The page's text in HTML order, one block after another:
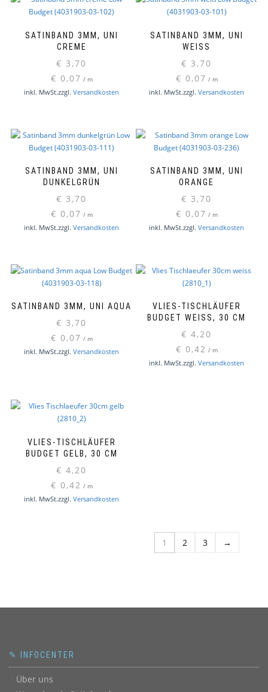
SATINBAND 3MM, UNI
CREME
€ 3,70
€ 0,07 / m
inkl. MwSt.zzgl. Versandkosten
SATINBAND 3MM, UNI
WEISS
€ 3,70
€ 0,07 / m
inkl. MwSt.zzgl. Versandkosten
SATINBAND 3MM, UNI
DUNKELGRÜN
€ 3,70
€ 0,07 / m
inkl. MwSt.zzgl. Versandkosten
SATINBAND 3MM, UNI
ORANGE
€ 3,70
€ 0,07 / m
inkl. MwSt.zzgl. Versandkosten
SATINBAND 3MM, UNI AQUA
€ 3,70
€ 0,07 / m
inkl. MwSt.zzgl. Versandkosten
VLIES-TISCHLÄUFER
BUDGET WEISS, 30 CM
€ 4,20
€ 0,42 / m
inkl. MwSt.zzgl. Versandkosten
VLIES-TISCHLÄUFER
BUDGET GELB, 30 CM
€ 4,20
€ 0,42 / m
inkl. MwSt.zzgl. Versandkosten
1 2 3 →
✎ INFOCENTER
Über uns